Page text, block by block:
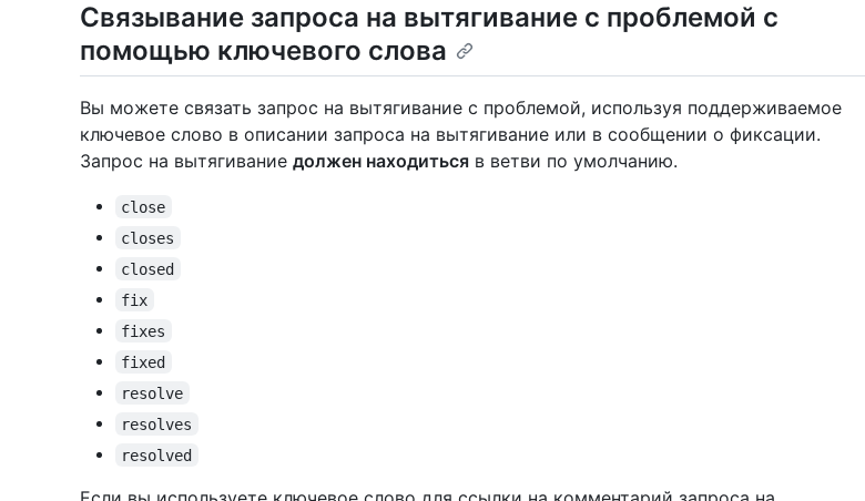
Связывание запроса на вытягивание с проблемой с
помощью ключевого слова
Вы можете связать запрос на вытягивание с проблемой, используя поддерживаемое
ключевое слово в описании запроса на вытягивание или в сообщении о фиксации.
Запрос на вытягивание должен находиться в ветви по умолчанию.
close
closes
closed
fix
fixes
fixed
resolve
resolves
resolved